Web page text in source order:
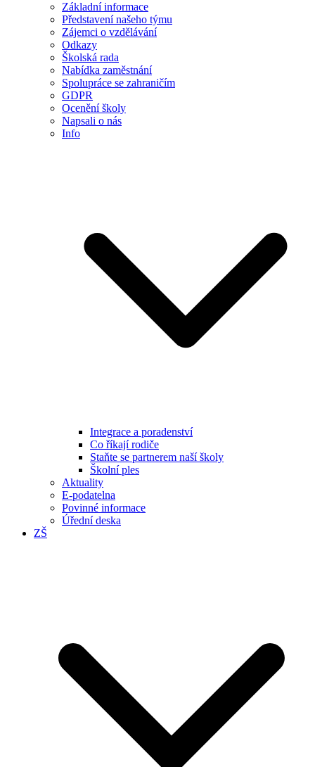
Základní informace
Představení našeho týmu
Zájemci o vzdělávání
Odkazy
Školská rada
Nabídka zaměstnání
Spolupráce se zahraničím
GDPR
Ocenění školy
Napsali o nás
Info
Integrace a poradenství
Co říkají rodiče
Staňte se partnerem naší školy
Školní ples
Aktuality
E-podatelna
Povinné informace
Úřední deska
ZŠ